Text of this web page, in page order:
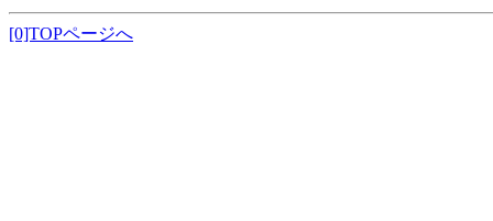
[0]TOPページへ